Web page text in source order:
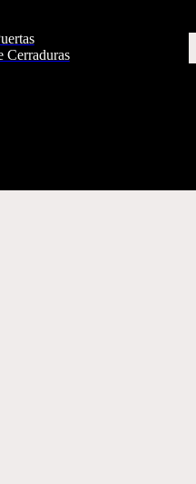
Cerraduras